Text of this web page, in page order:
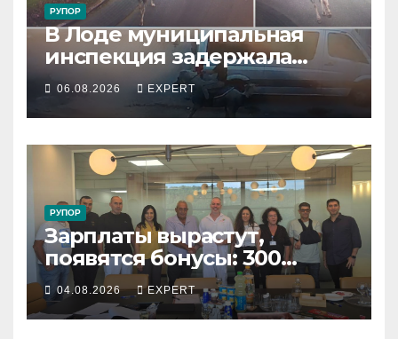
РУПОР
В Лоде муниципальная
инспекция задержала
подростка, устроившего
опасную скачку на лошади
по улицам города
06.08.2026 EXPERT
РУПОР
Зарплаты вырастут,
появятся бонусы: 300
сотрудников «Штраус»
получили новый
коллективный договор
04.08.2026 EXPERT